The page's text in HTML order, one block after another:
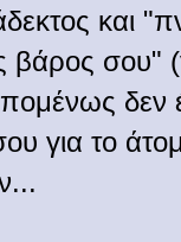
και
σου"
για το